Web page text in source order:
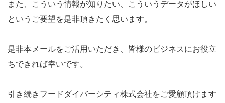
また、こういう情報が知りたい、こういうデータがほしい
というご要望を是非頂きたく思います。
是非本メールをご活用いただき、皆様のビジネスにお役立
ちできれば幸いです。
引き続きフードダイバーシティ株式会社をご愛顧頂けます